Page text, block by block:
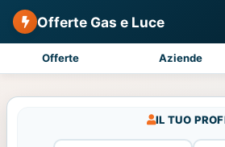
Offerte Gas e Luce
Offerte Aziende
IL TUO